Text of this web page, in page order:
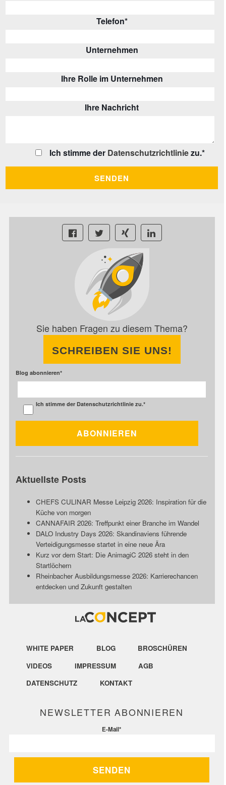
Telefon*
Unternehmen
Ihre Rolle im Unternehmen
Ihre Nachricht
Ich stimme der Datenschutzrichtliniezu.*
Sie haben Fragen zu diesem Thema?
SCHREIBEN SIE UNS!
Blog abonnieren*
Ich stimme der Datenschutzrichtlinie zu.*
Aktuellste Posts
CHEFS CULINAR Messe Leipzig 2026: Inspiration für die
Küche von morgen
CANNAFAIR 2026: Treffpunkt einer Branche im Wandel
DALO Industry Days 2026: Skandinaviens führende
Verteidigungsmesse startet in eine neue Ära
Kurz vor dem Start: Die AnimagiC 2026 steht in den
Startlöchern
Rheinbacher Ausbildungsmesse 2026: Karrierechancen
entdecken und Zukunft gestalten
WHITE PAPER BLOG
BROSCHÜREN
VIDEOS
IMPRESSUM
AGB
DATENSCHUTZ
KONTAKT
NEWSLETTER ABONNIEREN
E-Mail*